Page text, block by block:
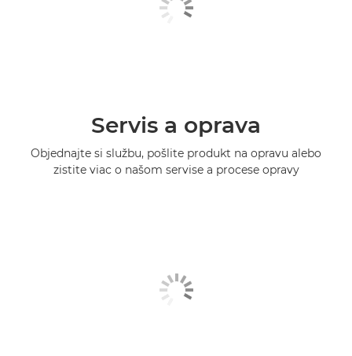
Servis a oprava
Objednajte si službu, pošlite produkt na opravu alebo
zistite viac o našom servise a procese opravy